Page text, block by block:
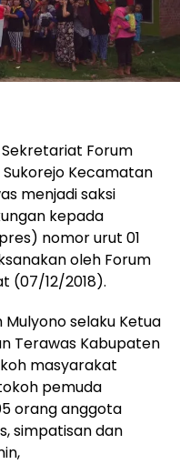
Sekretariat Forum
Sukorejo Kecamatan
menjadi saksi
kepada
nomor urut 01
oleh Forum
(07/12/2018).
selaku Ketua
Terawas Kabupaten
masyarakat
pemuda
orang anggota
simpatisan dan